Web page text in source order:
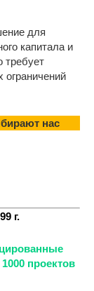
для
капитала и
требует
ограничений
нас
г.
проектов